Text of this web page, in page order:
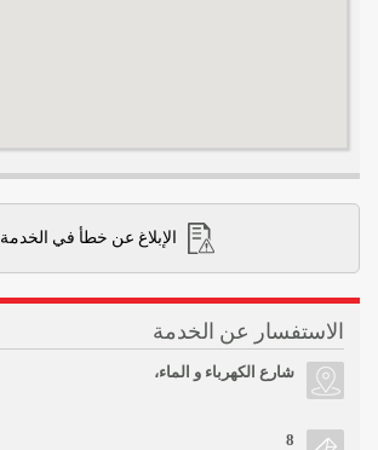
الإبلاغ عن خطأ في الخدمة
الاستفسار عن الخدمة
شارع الكهرباء و الماء،
8